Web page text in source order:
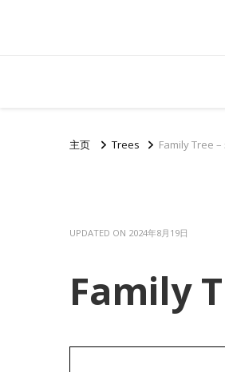
主页 Trees Family Tree
UPDATED ON 2024年8月19日
Family